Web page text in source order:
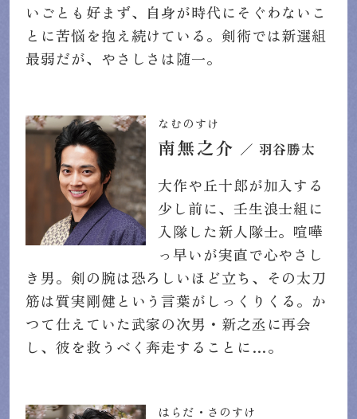
いごとも好まず、自身が時代にそぐわないこ
とに苦悩を抱え続けている。剣術では新選組
最弱だが、やさしさは随一。
なむのすけ
南無之介 ／ 羽谷勝太
大作や丘十郎が加入する
少し前に、壬生浪士組に
入隊した新人隊士。喧嘩
っ早いが実直で心やさし
き男。剣の腕は恐ろしいほど立ち、その太刀
筋は質実剛健という言葉がしっくりくる。か
つて仕えていた武家の次男・新之丞に再会
し、彼を救うべく奔走することに…。
はらだ・さのすけ